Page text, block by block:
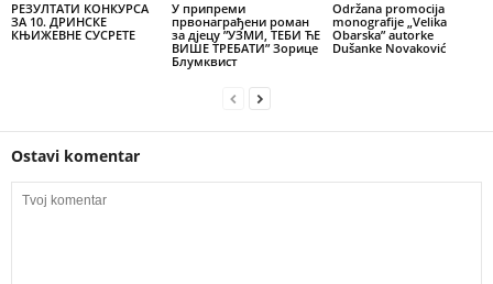
РЕЗУЛТАТИ КОНКУРСА
ЗА 10. ДРИНСКЕ
КЊИЖЕВНЕ СУСРЕТЕ
У припреми
првонаграђени роман
за дјецу ”УЗМИ, ТЕБИ ЋЕ
ВИШЕ ТРЕБАТИ” Зорице
Блумквист
Održana promocija
monografije „Velika
Obarska” autorke
Dušanke Novaković
Ostavi komentar